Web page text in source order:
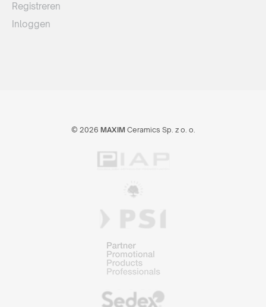
Registreren
Inloggen
© 2026 MAXIMCeramics Sp. z o. o.